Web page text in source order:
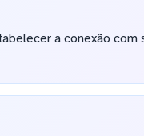
a conexão